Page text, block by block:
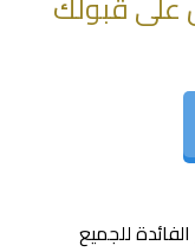
للجميع